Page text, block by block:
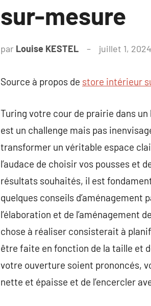
sur-mesure
par Louise KESTEL juillet 1, 2024
Source à propos de store intérieur
Turing votre cour de prairie dans un
est un challenge mais pas
transformer un véritable espace
l’audace de choisir vos pousses et
résultats souhaités, il est
quelques conseils d’aménagement
l’élaboration et de l’aménagement
chose à réaliser consisterait à
être faite en fonction de la taille et
votre ouverture soient prononcés,
nette et épaisse et de l’encercler